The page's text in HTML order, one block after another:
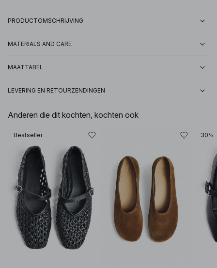
PRODUCTOMSCHRIJVING
MATERIALS AND CARE
MAATTABEL
LEVERING EN RETOURZENDINGEN
Anderen die dit kochten, kochten ook
Bestseller -30%